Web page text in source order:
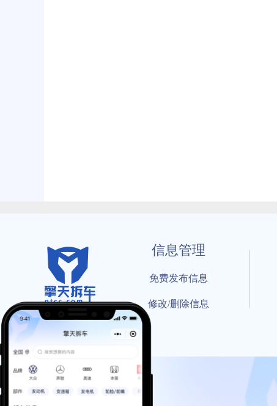
信息管理
免费发布信息
修改/删除信息
© 2021
工信部备案